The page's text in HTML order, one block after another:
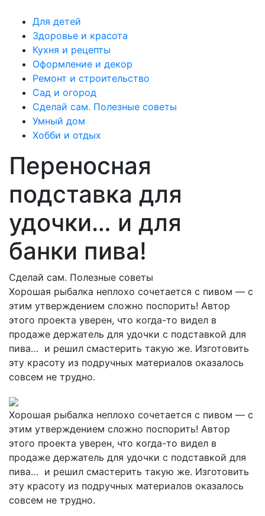
Для детей
Здоровье и красота
Кухня и рецепты
Оформление и декор
Ремонт и строительство
Сад и огород
Сделай сам. Полезные советы
Умный дом
Хобби и отдых
Переносная
подставка для
удочки… и для
банки пива!
Сделай сам. Полезные советы
Хорошая рыбалка неплохо сочетается с пивом — с
этим утверждением сложно поспорить! Автор
этого проекта уверен, что когда-то видел в
продаже держатель для удочки с подставкой для
пива… и решил смастерить такую же. Изготовить
эту красоту из подручных материалов оказалось
совсем не трудно.
Хорошая рыбалка неплохо сочетается с пивом — с
этим утверждением сложно поспорить! Автор
этого проекта уверен, что когда-то видел в
продаже держатель для удочки с подставкой для
пива… и решил смастерить такую же. Изготовить
эту красоту из подручных материалов оказалось
совсем не трудно.